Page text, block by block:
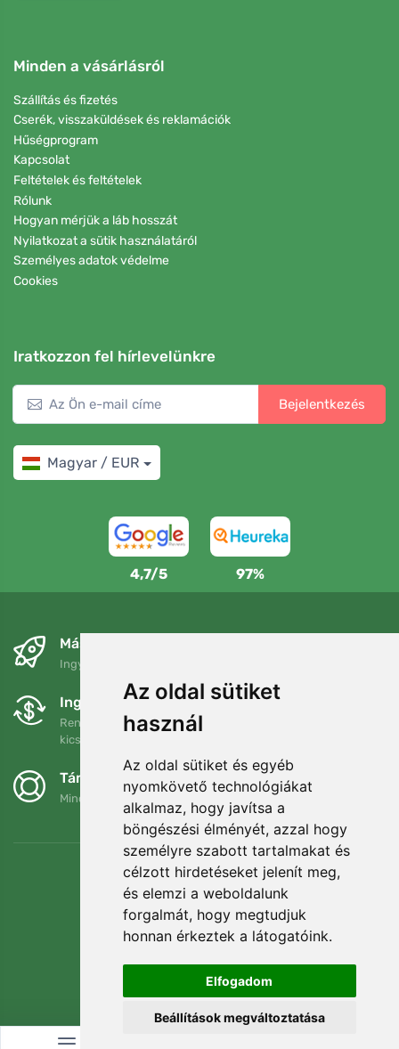
Az oldal sütiket
használ
Az oldal sütiket és egyéb
nyomkövető technológiákat
alkalmaz, hogy javítsa a
böngészési élményét, azzal hogy
személyre szabott tartalmakat és
célzott hirdetéseket jelenít meg,
és elemzi a weboldalunk
forgalmát, hogy megtudjuk
honnan érkeztek a látogatóink.
Elfogadom
Beállítások megváltoztatása
Minden a vásárlásról
Szállítás és fizetés
Cserék, visszaküldések és reklamációk
Hűségprogram
Kapcsolat
Feltételek és feltételek
Rólunk
Hogyan mérjük a láb hosszát
Nyilatkozat a sütik használatáról
Személyes adatok védelme
Cookies
Iratkozzon fel hírlevelünkre
Bejelentkezés
Magyar / EUR
4,7/5 97%
Másnapra és ingyenesen
Ingyenes szállítás a következő összeg felett: 80 EUR
Ingyenes csere és visszaküldés
Rendelését 90 napon belül bármikor visszaküldheti vagy
kicserélheti.
Támogatjuk a Trees.org-ot
Minden megrendelésért ültetünk egy fát! Bővebben